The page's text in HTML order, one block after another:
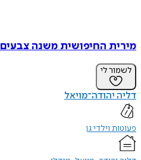
מירית החיפושית משנה צבעים
לשמור לי
דליה יהודה־מויאל
פעוטות וילדי גן